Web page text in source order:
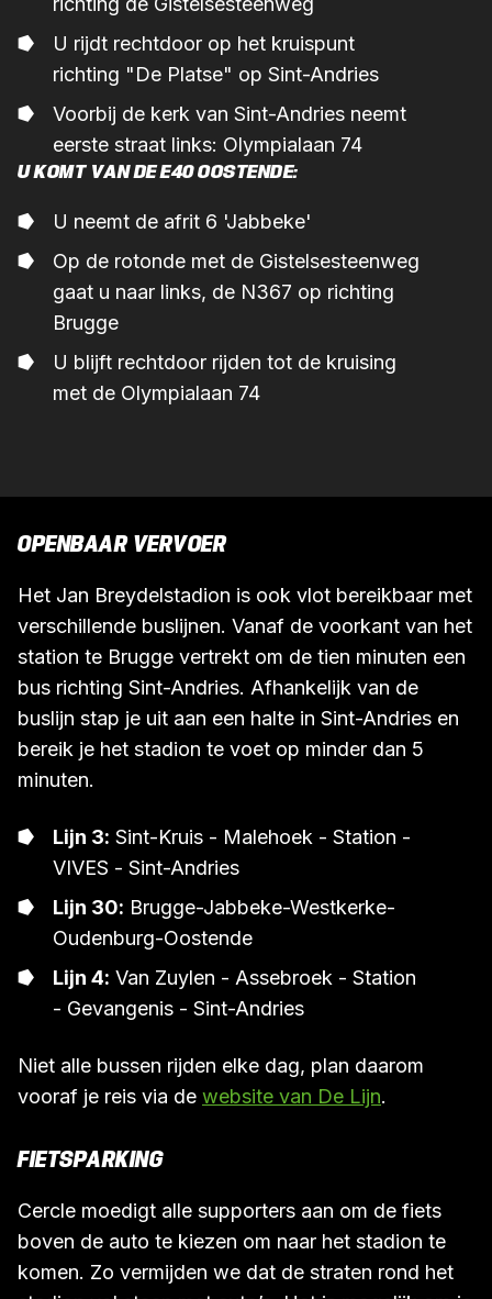
U rijdt rechtdoor op het kruispunt
richting "De Platse" op Sint-Andries
Voorbij de kerk van Sint-Andries neemt
eerste straat links: Olympialaan 74
U KOMT VAN DE E40 OOSTENDE:
U neemt de afrit 6 'Jabbeke'
Op de rotonde met de Gistelsesteenweg
gaat u naar links, de N367 op richting
Brugge
U blijft rechtdoor rijden tot de kruising
met de Olympialaan 74
OPENBAAR VERVOER
Het Jan Breydelstadion is ook vlot bereikbaar met
verschillende buslijnen. Vanaf de voorkant van het
station te Brugge vertrekt om de tien minuten een
bus richting Sint-Andries. Afhankelijk van de
buslijn stap je uit aan een halte in Sint-Andries en
bereik je het stadion te voet op minder dan 5
minuten.
Lijn 3: Sint-Kruis - Malehoek - Station -
VIVES - Sint-Andries
Lijn 30: Brugge-Jabbeke-Westkerke-
Oudenburg-Oostende
Lijn 4: Van Zuylen - Assebroek - Station
- Gevangenis - Sint-Andries
Niet alle bussen rijden elke dag, plan daarom
vooraf je reis via de website van De Lijn.
FIETSPARKING
Cercle moedigt alle supporters aan om de fiets
boven de auto te kiezen om naar het stadion te
komen. Zo vermijden we dat de straten rond het